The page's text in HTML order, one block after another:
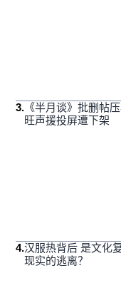
3. 《半月谈》批删帖
旺声援投屏遭下架
4.汉服热背后 是文化
现实的逃离？